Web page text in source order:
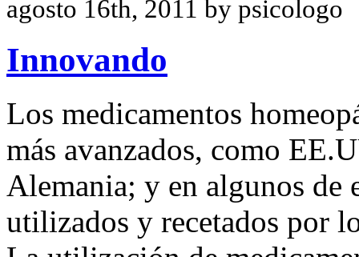
agosto 16th, 2011 by psicologo
Innovando
Los medicamentos
más avanzados, como
Alemania; y en algunos de
utilizados y recetados por